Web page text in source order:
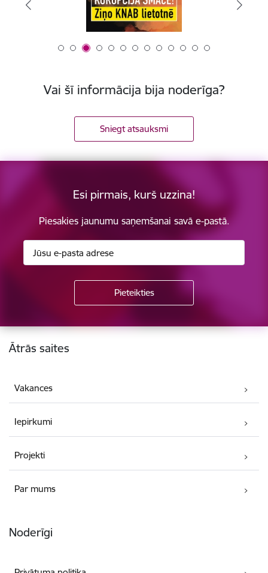
Vai šī informācija bija noderīga?
Sniegt atsauksmi
Esi pirmais, kurš uzzina!
Piesakies jaunumu saņemšanai savā e-pastā.
Kājene
Ātrās saites
Vakances
Iepirkumi
Projekti
Par mums
Noderīgi